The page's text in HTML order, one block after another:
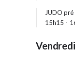
JUDO
15h15 -
Vendredi